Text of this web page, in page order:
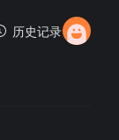
历史记录